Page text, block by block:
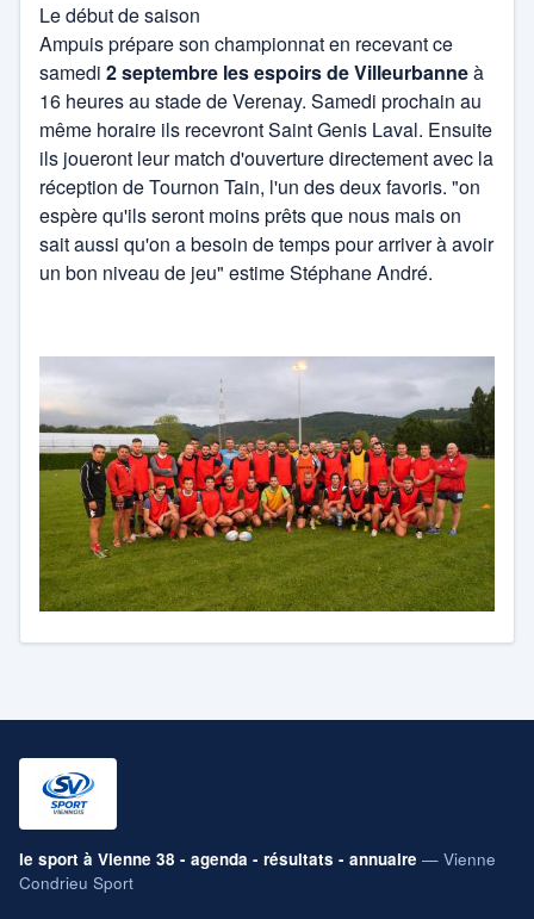
Le début de saison
Ampuis prépare son championnat en recevant ce
samedi 2 septembre les espoirs de Villeurbanneà
16 heures au stade de Verenay. Samedi prochain au
même horaire ils recevront Saint Genis Laval. Ensuite
ils joueront leur match d'ouverture directement avec la
réception de Tournon Tain, l'un des deux favoris. "on
espère qu'ils seront moins prêts que nous mais on
sait aussi qu'on a besoin de temps pour arriver à avoir
un bon niveau de jeu" estime Stéphane André.
le sport à Vienne 38 - agenda - résultats - annuaire — Vienne
Condrieu Sport